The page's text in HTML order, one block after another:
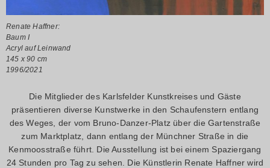
Renate Haffner:
Baum I
Acryl auf Leinwand
145 x 90 cm
1996/2021
Die Mitglieder des Karlsfelder Kunstkreises und Gäste
präsentieren diverse Kunstwerke in den Schaufenstern entlang
des Weges, der vom Bruno-Danzer-Platz über die Gartenstraße
zum Marktplatz, dann entlang der Münchner Straße in die
Kenmoosstraße führt. Die Ausstellung ist bei einem Spaziergang
24 Stunden pro Tag zu sehen. Die Künstlerin Renate Haffner wird